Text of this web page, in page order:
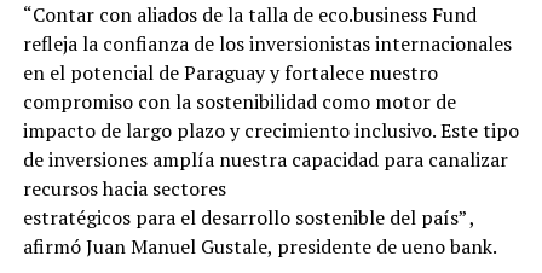
“Contar con aliados de la talla de eco.business Fund
refleja la confianza de los inversionistas internacionales
en el potencial de Paraguay y fortalece nuestro
compromiso con la sostenibilidad como motor de
impacto de largo plazo y crecimiento inclusivo. Este tipo
de inversiones amplía nuestra capacidad para canalizar
recursos hacia sectores
estratégicos para el desarrollo sostenible del país” ,
afirmó Juan Manuel Gustale, presidente de ueno bank.